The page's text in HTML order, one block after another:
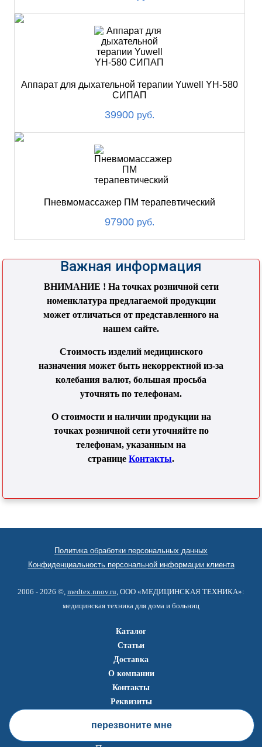
Аппарат для дыхательной терапии Yuwell YH-580
СИПАП
39900 руб.
Пневмомассажер ПМ терапевтический
97900 руб.
Важная информация
ВНИМАНИЕ ! На точках розничной сети
номенклатура предлагаемой продукции
может отличаться от представленного на
нашем сайте.
Стоимость изделий медицинского
назначения может быть некорректной из-за
колебания валют, большая просьба
уточнять по телефонам.
О стоимости и наличии продукции на
точках розничной сети уточняйте по
телефонам, указанным на
странице Контакты.
Политика обработки персональных данных
Конфиденциальность персональной информации клиента
2006 - 2026 ©, medtex.nnov.ru , ООО «МЕДИЦИНСКАЯ ТЕХНИКА»:
медицинская техника для дома и больниц
Каталог
Статьи
Доставка
О компании
Контакты
Реквизиты
перезвоните мне